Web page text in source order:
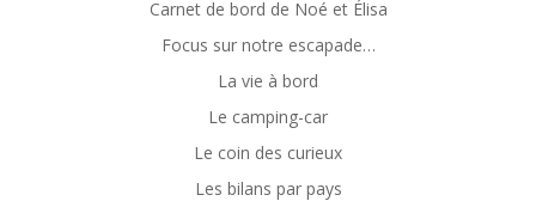
Carnet de bord de Noé et Élisa
Focus sur notre escapade…
La vie à bord
Le camping-car
Le coin des curieux
Les bilans par pays